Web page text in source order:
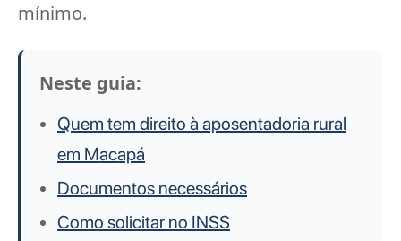
mínimo.
Neste guia:
Quem tem direito à aposentadoria rural
em Macapá
Documentos necessários
Como solicitar no INSS